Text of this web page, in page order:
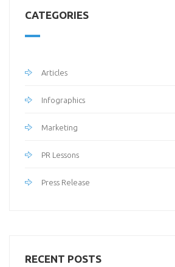
CATEGORIES
Articles
Infographics
Marketing
PR Lessons
Press Release
RECENT POSTS